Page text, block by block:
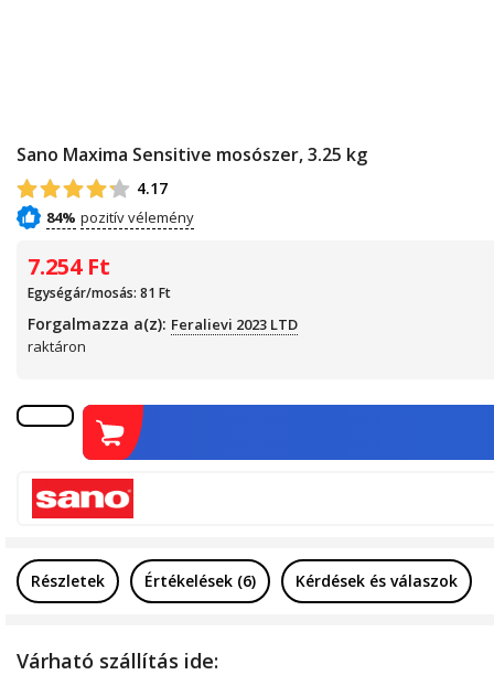
Sano Maxima Sensitive mosószer, 3.25 kg
4.17
84%
Várható szállítás ide:
7.254 Ft
Egységár/mosás: 81 Ft
Forgalmazza a(z): Feralievi 2023 LTD
raktáron
Részletek Értékelések (6) Kérdések és válaszok